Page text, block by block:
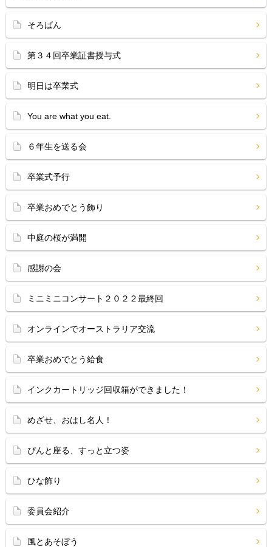
そろばん
第３４回卒業証書授与式
明日は卒業式
You are what you eat.
６年生を送る会
卒業式予行
卒業おめでとう飾り
中庭の桜が満開
感謝の会
ミニミニコンサート２０２２最終回
オンラインでオーストラリア交流
卒業おめでとう給食
インクカートリッジ回収箱ができました！
めざせ、おはし名人！
ぴんと座る、すっと立つ姿
ひな飾り
委員会紹介
風とあそぼう